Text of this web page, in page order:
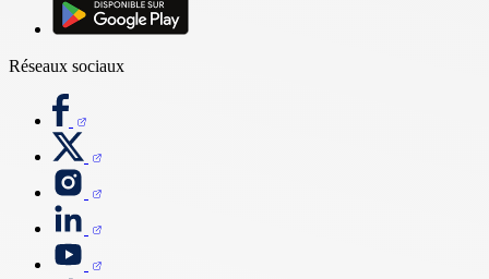
Réseaux sociaux